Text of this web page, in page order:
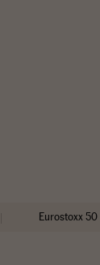
Eurostoxx 50